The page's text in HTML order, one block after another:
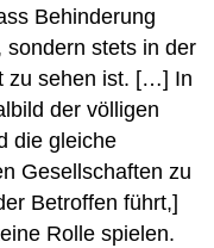
Behinderung
sondern stets in der
zu sehen ist. […] In
der völligen
die gleiche
Gesellschaften zu
Betroffen führt,]
Rolle spielen.